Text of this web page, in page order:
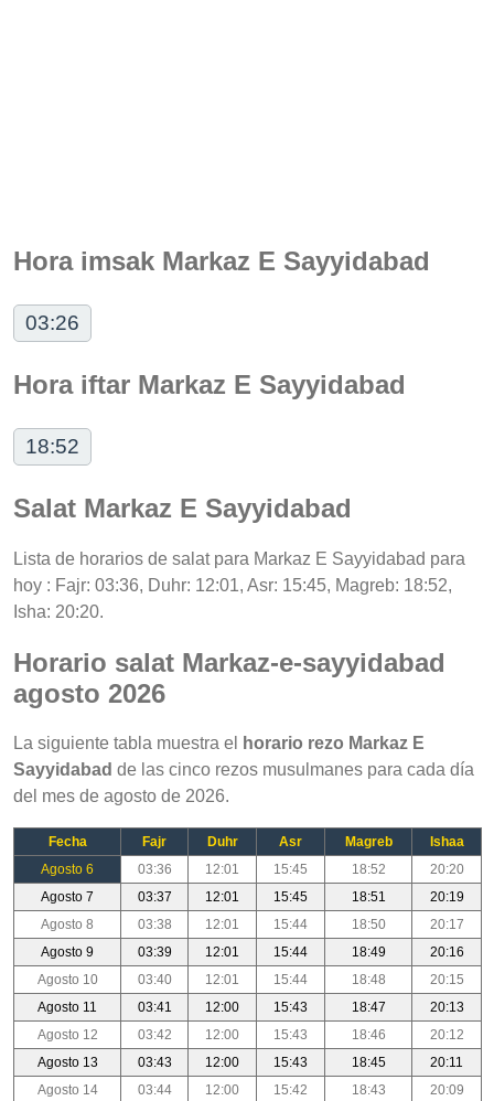
Hora imsak Markaz E Sayyidabad
03:26
Hora iftar Markaz E Sayyidabad
18:52
Salat Markaz E Sayyidabad
Lista de horarios de salat para Markaz E Sayyidabad para
hoy : Fajr: 03:36, Duhr: 12:01, Asr: 15:45, Magreb: 18:52,
Isha: 20:20.
Horario salat Markaz-e-sayyidabad
agosto 2026
La siguiente tabla muestra el
horario rezo Markaz E
Sayyidabad de las cinco rezos musulmanes para cada día
del mes de agosto de 2026.
Fecha Fajr Duhr Asr Magreb
Ishaa
Agosto 6
03:36 12:01 15:45 18:52
20:20
Agosto 7
03:37 12:01 15:45 18:51
20:19
Agosto 8
03:38 12:01 15:44 18:50
20:17
Agosto 9
03:39 12:01 15:44 18:49
20:16
Agosto 10
03:40 12:01 15:44 18:48
20:15
Agosto 11
03:41 12:00 15:43 18:47
20:13
Agosto 12
03:42 12:00 15:43 18:46
20:12
Agosto 13
03:43 12:00 15:43 18:45
20:11
Agosto 14
03:44 12:00 15:42 18:43
20:09